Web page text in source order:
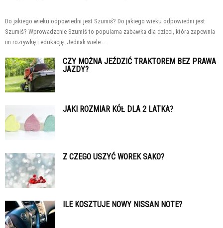
Do jakiego wieku odpowiedni jest Szumiś? Do jakiego wieku odpowiedni jest
Szumiś? Wprowadzenie Szumiś to popularna zabawka dla dzieci, która zapewnia
im rozrywkę i edukację. Jednak wiele...
CZY MOŻNA JEŹDZIĆ TRAKTOREM BEZ PRAWA
JAZDY?
JAKI ROZMIAR KÓŁ DLA 2 LATKA?
Z CZEGO USZYĆ WOREK SAKO?
ILE KOSZTUJE NOWY NISSAN NOTE?